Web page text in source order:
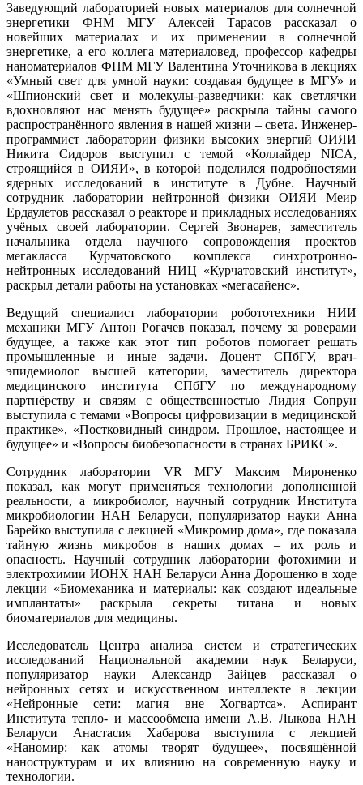
Заведующий лабораторией новых материалов для солнечной
энергетики ФНМ МГУ Алексей Тарасов рассказал о
новейших материалах и их применении в солнечной
энергетике, а его коллега материаловед, профессор кафедры
наноматериалов ФНМ МГУ Валентина Уточникова в лекциях
«Умный свет для умной науки: создавая будущее в МГУ» и
«Шпионский свет и молекулы-разведчики: как светлячки
вдохновляют нас менять будущее» раскрыла тайны самого
распространённого явления в нашей жизни – света. Инженер-
программист лаборатории физики высоких энергий ОИЯИ
Никита Сидоров выступил с темой «Коллайдер NICA,
строящийся в ОИЯИ», в которой поделился подробностями
ядерных исследований в институте в Дубне. Научный
сотрудник лаборатории нейтронной физики ОИЯИ Меир
Ердаулетов рассказал о реакторе и прикладных исследованиях
учёных своей лаборатории. Сергей Звонарев, заместитель
начальника отдела научного сопровождения проектов
мегакласса Курчатовского комплекса синхротронно-
нейтронных исследований НИЦ «Курчатовский институт»,
раскрыл детали работы на установках «мегасайенс».
Ведущий специалист лаборатории робототехники НИИ
механики МГУ Антон Рогачев показал, почему за роверами
будущее, а также как этот тип роботов помогает решать
промышленные и иные задачи. Доцент СПбГУ, врач-
эпидемиолог высшей категории, заместитель директора
медицинского института СПбГУ по международному
партнёрству и связям с общественностью Лидия Сопрун
выступила с темами «Вопросы цифровизации в медицинской
практике», «Постковидный синдром. Прошлое, настоящее и
будущее» и «Вопросы биобезопасности в странах БРИКС».
Сотрудник лаборатории VR МГУ Максим Мироненко
показал, как могут применяться технологии дополненной
реальности, а микробиолог, научный сотрудник Института
микробиологии НАН Беларуси, популяризатор науки Анна
Барейко выступила с лекцией «Микромир дома», где показала
тайную жизнь микробов в наших домах – их роль и
опасность. Научный сотрудник лаборатории фотохимии и
электрохимии ИОНХ НАН Беларуси Анна Дорошенко в ходе
лекции «Биомеханика и материалы: как создают идеальные
имплантаты» раскрыла секреты титана и новых
биоматериалов для медицины.
Исследователь Центра анализа систем и стратегических
исследований Национальной академии наук Беларуси,
популяризатор науки Александр Зайцев рассказал о
нейронных сетях и искусственном интеллекте в лекции
«Нейронные сети: магия вне Хогвартса». Аспирант
Института тепло- и массообмена имени А.В. Лыкова НАН
Беларуси Анастасия Хабарова выступила с лекцией
«Наномир: как атомы творят будущее», посвящённой
наноструктурам и их влиянию на современную науку и
технологии.